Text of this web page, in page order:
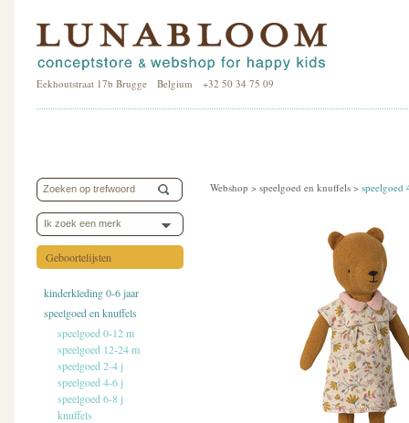
Eekhoutstraat 17b Brugge Belgium +32 50 34 75 09
Ik zoek een merk
Geboortelijsten
kinderkleding 0-6 jaar
speelgoed en knuffels
speelgoed 0-12 m
speelgoed 12-24 m
speelgoed 2-4 j
speelgoed 4-6 j
speelgoed 6-8 j
knuffels
Webshop > speelgoed en knuffels > speelgoed